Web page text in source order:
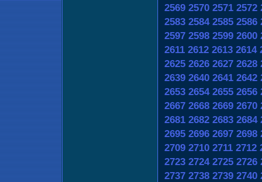
2569 2570 2571 2572
2583 2584 2585 2586
2597 2598 2599 2600
2611 2612 2613 2614
2625 2626 2627 2628
2639 2640 2641 2642
2653 2654 2655 2656
2667 2668 2669 2670
2681 2682 2683 2684
2695 2696 2697 2698
2709 2710 2711 2712
2723 2724 2725 2726
2737 2738 2739 2740